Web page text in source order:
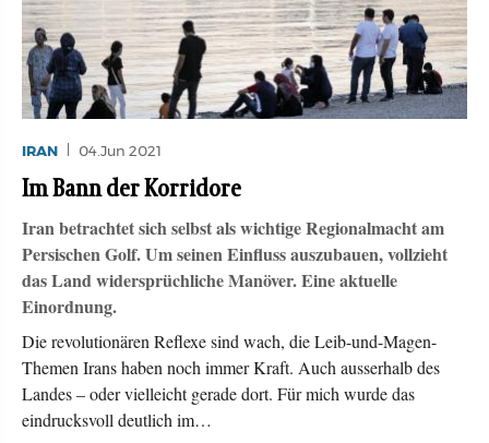
IRAN 04.Jun 2021
Im Bann der Korridore
Iran betrachtet sich selbst als wichtige Regionalmacht am
Persischen Golf. Um seinen Einfluss auszubauen, vollzieht
das Land widersprüchliche Manöver. Eine aktuelle
Einordnung.
Die revolutionären Reflexe sind wach, die Leib-und-Magen-
Themen Irans haben noch immer Kraft. Auch ausserhalb des
Landes – oder vielleicht gerade dort. Für mich wurde das
eindrucksvoll deutlich im…